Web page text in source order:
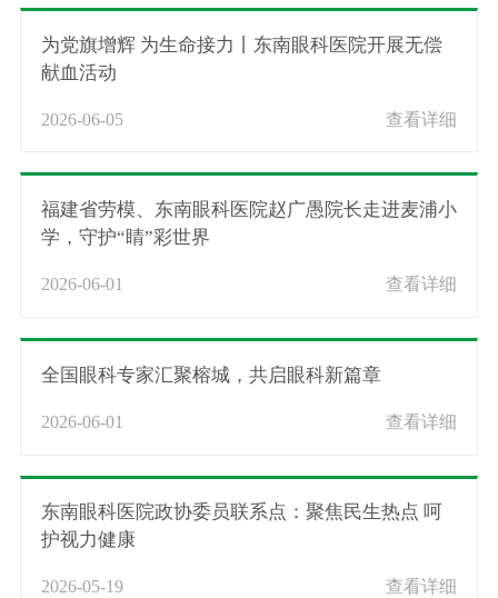
为党旗增辉 为生命接力丨东南眼科医院开展无偿
献血活动
2026-06-05 查看详细
福建省劳模、东南眼科医院赵广愚院长走进麦浦小
学，守护“睛”彩世界
2026-06-01 查看详细
全国眼科专家汇聚榕城，共启眼科新篇章
2026-06-01 查看详细
东南眼科医院政协委员联系点：聚焦民生热点 呵
护视力健康
2026-05-19 查看详细